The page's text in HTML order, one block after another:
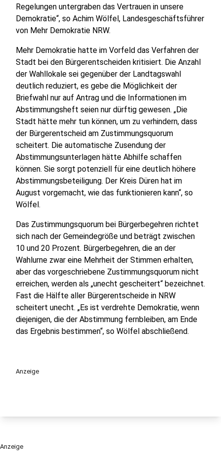
Regelungen untergraben das Vertrauen in unsere
Demokratie“, so Achim Wölfel, Landesgeschäftsführer
von Mehr Demokratie NRW.
Mehr Demokratie hatte im Vorfeld das Verfahren der
Stadt bei den Bürgerentscheiden kritisiert. Die Anzahl
der Wahllokale sei gegenüber der Landtagswahl
deutlich reduziert, es gebe die Möglichkeit der
Briefwahl nur auf Antrag und die Informationen im
Abstimmungsheft seien nur dürftig gewesen. „Die
Stadt hätte mehr tun können, um zu verhindern, dass
der Bürgerentscheid am Zustimmungsquorum
scheitert. Die automatische Zusendung der
Abstimmungsunterlagen hätte Abhilfe schaffen
können. Sie sorgt potenziell für eine deutlich höhere
Abstimmungsbeteiligung. Der Kreis Düren hat im
August vorgemacht, wie das funktionieren kann“, so
Wölfel.
Das Zustimmungsquorum bei Bürgerbegehren richtet
sich nach der Gemeindegröße und beträgt zwischen
10 und 20 Prozent. Bürgerbegehren, die an der
Wahlurne zwar eine Mehrheit der Stimmen erhalten,
aber das vorgeschriebene Zustimmungsquorum nicht
erreichen, werden als „unecht gescheitert“ bezeichnet.
Fast die Hälfte aller Bürgerentscheide in NRW
scheitert unecht. „Es ist verdrehte Demokratie, wenn
diejenigen, die der Abstimmung fernbleiben, am Ende
das Ergebnis bestimmen“, so Wölfel abschließend.
Anzeige
Anzeige